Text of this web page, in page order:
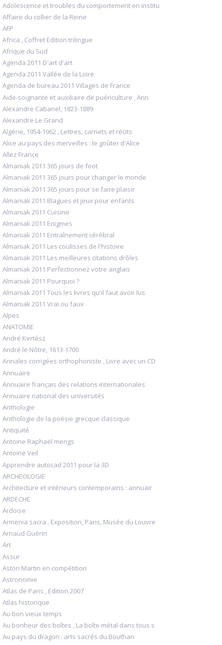
Adolescence et troubles du comportement en institu
Affaire du collier de la Reine
AFP
Africa , Coffret Edition trilingue
Afrique du Sud
Agenda 2011 D'art d'art
Agenda 2011 Vallée de la Loire
Agenda de bureau 2011 Villages de France
Aide-soignante et auxiliaire de puériculture , Ann
Alexandre Cabanel, 1823-1889
Alexandre Le Grand
Algérie, 1954-1962 , Lettres, carnets et récits
Alice au pays des merveilles : le goûter d'Alice
Allez France
Almaniak 2011 365 jours de foot
Almaniak 2011 365 jours pour changer le monde
Almaniak 2011 365 jours pour se faire plaisir
Almaniak 2011 Blagues et jeux pour enfants
Almaniak 2011 Cuisine
Almaniak 2011 Enigmes
Almaniak 2011 Entraînement cérébral
Almaniak 2011 Les coulisses de l'histoire
Almaniak 2011 Les meilleures citations drôles
Almaniak 2011 Perfectionnez votre anglais
Almaniak 2011 Pourquoi ?
Almaniak 2011 Tous les livres qu'il faut avoir lus
Almaniak 2011 Vrai ou faux
Alpes
ANATOMIE
André Kertész
André le Nôtre, 1613-1700
Annales corrigées orthophoniste , Livre avec un CD
Annuaire
Annuaire français des relations internationales
Annuaire national des universités
Anthologie
Anthologie de la poésie grecque classique
Antiquité
Antoine Raphaël mengs
Antoine Veil
Apprendre autocad 2011 pour la 3D
ARCHEOLOGIE
Architecture et intérieurs contemporains : annuair
ARDECHE
Ardoise
Armenia sacra , Exposition, Paris, Musée du Louvre
Arnaud Guérin
Art
Assur
Aston Martin en compétition
Astronomie
Atlas de Paris , Edition 2007
Atlas historique
Au bon vieux temps
Au bonheur des boîtes , La boîte métal dans tous s
Au pays du dragon : arts sacrés du Bouthan